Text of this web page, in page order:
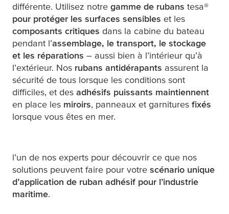
différente. Utilisez notre gamme de rubans tesa®
pour protéger les surfaces sensibles et les
composants critiques dans la cabine du bateau
pendant l’assemblage, le transport, le stockage
et les réparations – aussi bien à l’intérieur qu’à
l’extérieur. Nos rubans antidérapants assurent la
sécurité de tous lorsque les conditions sont
difficiles, et des adhésifs puissants maintiennent
en place les miroirs, panneaux et garnitures fixés
lorsque vous êtes en mer.
l’un de nos experts pour découvrir ce que nos
solutions peuvent faire pour votre scénario unique
d’application de ruban adhésif pour l’industrie
maritime.